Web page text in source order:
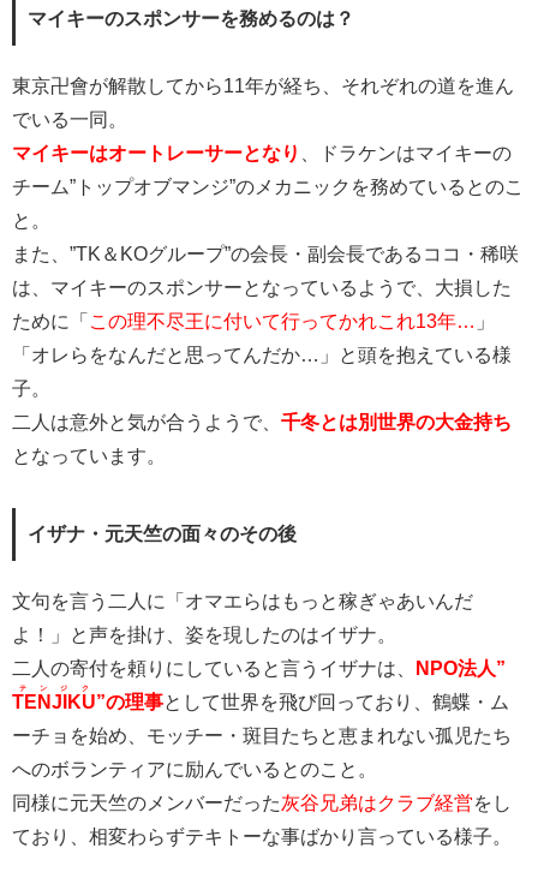
マイキーのスポンサーを務めるのは？
東京卍會が解散してから11年が経ち、それぞれの道を進ん
でいる一同。
マイキーはオートレーサーとなり
、ドラケンはマイキーの
チーム”トップオブマンジ”のメカニックを務めているとのこ
と。
また、”TK＆KOグループ”の会長・副会長であるココ・稀咲
は、マイキーのスポンサーとなっているようで、大損した
ために「 この理不尽王に付いて行ってかれこれ13年… 」
「オレらをなんだと思ってんだか…」と頭を抱えている様
子。
二人は意外と気が合うようで、 千冬とは別世界の大金持ち
となっています。
イザナ・元天竺の面々のその後
文句を言う二人に「オマエらはもっと稼ぎゃあいんだ
よ！」と声を掛け、姿を現したのはイザナ。
二人の寄付を頼りにしていると言うイザナは、
NPO法人”
TENJIKU
テンジク
”の理事として世界を飛び回っており、鶴蝶・ム
ーチョを始め、モッチー・斑目たちと恵まれない孤児たち
へのボランティアに励んでいるとのこと。
同様に元天竺のメンバーだった灰谷兄弟はクラブ経営をし
ており、相変わらずテキトーな事ばかり言っている様子。